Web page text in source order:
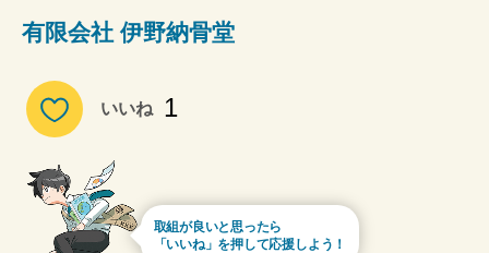
有限会社 伊野納骨堂
いいね 1
取組が良いと思ったら
「いいね」を押して応援しよう！